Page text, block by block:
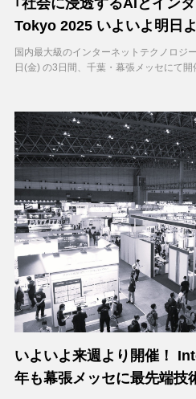
｢社会に浸透するAIとイン
Tokyo 2025 いよいよ明日
国内最大級のインターネットテクノロジ
日(金) の3日間、千葉・幕張メッセにて開
いよいよ来週より開催！
年も幕張メッセに最先端技